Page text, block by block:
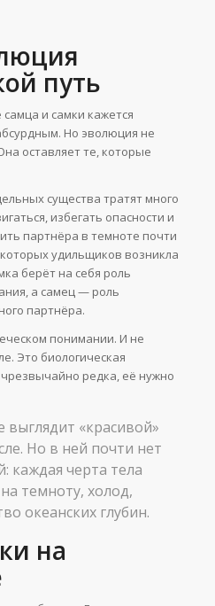
путь
и самки кажется
Но эволюция не
оставляет те, которые
существа тратят много
избегать опасности и
партнёра в темноте почти
удильщиков возникла
берёт на себя роль
а самец — роль
партнёра.
понимании. И не
Это биологическая
редка, её нужно
«красивой»
Но в ней почти нет
каждая черта тела
темноту, холод,
океанских глубин.
на